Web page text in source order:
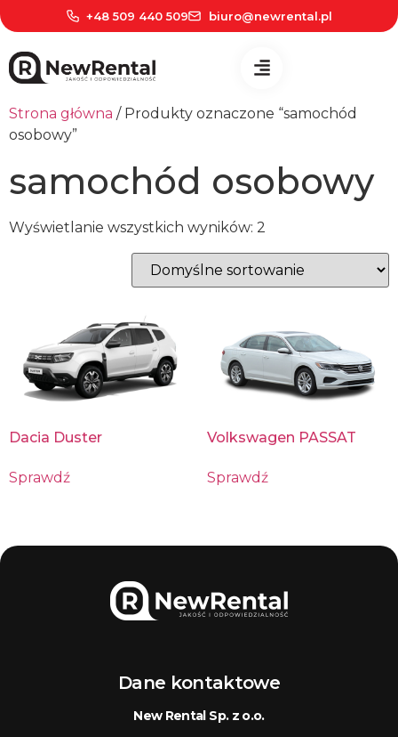
+48 509 440 509 biuro@newrental.pl
Strona główna / Produkty oznaczone “samochód
osobowy”
samochód osobowy
Wyświetlanie wszystkich wyników: 2
Dacia Duster
Sprawdź
Volkswagen PASSAT
Sprawdź
Dane kontaktowe
New Rental Sp. z o.o.